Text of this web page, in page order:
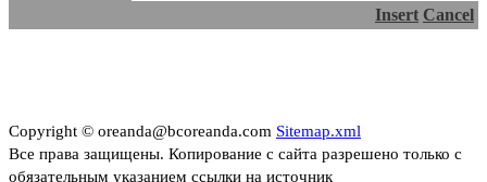
Insert Cancel
Copyright © oreanda@bcoreanda.com Sitemap.xml
Все права защищены. Копирование с сайта разрешено только с
обязательным указанием ссылки на источник